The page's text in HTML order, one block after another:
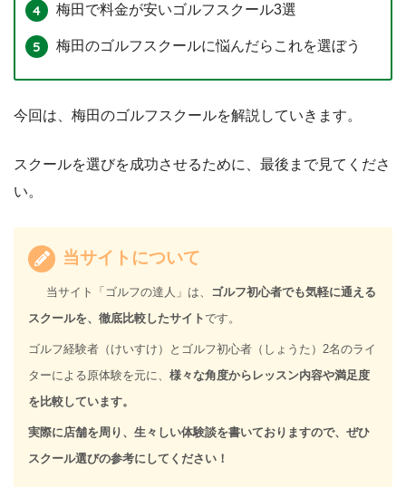
梅田で料金が安いゴルフスクール3選
梅田のゴルフスクールに悩んだらこれを選ぼう
今回は、梅田のゴルフスクールを解説していきます。
スクールを選びを成功させるために、最後まで見てくださ
い。
当サイトについて
当サイト「ゴルフの達人」は、
ゴルフ初心者でも気軽に通える
スクールを、徹底比較したサイトです。
ゴルフ経験者（けいすけ）とゴルフ初心者（しょうた）2名のライ
ターによる原体験を元に、 様々な角度からレッスン内容や満足度
を比較しています。
実際に店舗を周り、生々しい体験談を書いておりますので、ぜひ
スクール選びの参考にしてください！